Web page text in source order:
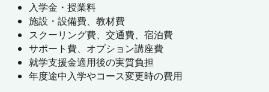
入学金・授業料
施設・設備費、教材費
スクーリング費、交通費、宿泊費
サポート費、オプション講座費
就学支援金適用後の実質負担
年度途中入学やコース変更時の費用